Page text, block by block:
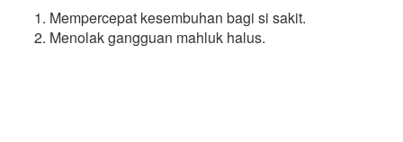
Mempercepat kesembuhan bagi si sakit.
Menolak gangguan mahluk halus.